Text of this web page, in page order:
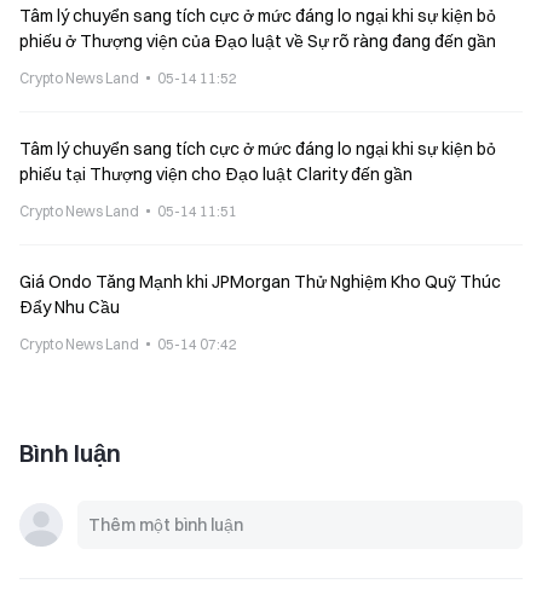
Tâm lý chuyển sang tích cực ở mức đáng lo ngại khi sự kiện bỏ
phiếu ở Thượng viện của Đạo luật về Sự rõ ràng đang đến gần
Crypto News Land 05-14 11:52
Tâm lý chuyển sang tích cực ở mức đáng lo ngại khi sự kiện bỏ
phiếu tại Thượng viện cho Đạo luật Clarity đến gần
Crypto News Land 05-14 11:51
Giá Ondo Tăng Mạnh khi JPMorgan Thử Nghiệm Kho Quỹ Thúc
Đẩy Nhu Cầu
Crypto News Land 05-14 07:42
Bình luận